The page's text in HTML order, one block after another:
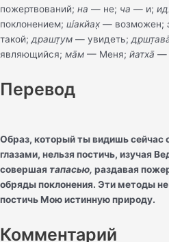
пожертвований; на — не; ча — и;
поклонением; ш́акйах̣ — возможен;
такой; драшт̣ум — увидеть;
являющийся; ма̄м — Меня; йатха̄ —
Перевод
Образ, который ты видишь сейчас
глазами, нельзя постичь, изучая
совершая тапасью, раздавая
обряды поклонения. Эти методы
постичь Мою истинную природу.
Комментарий